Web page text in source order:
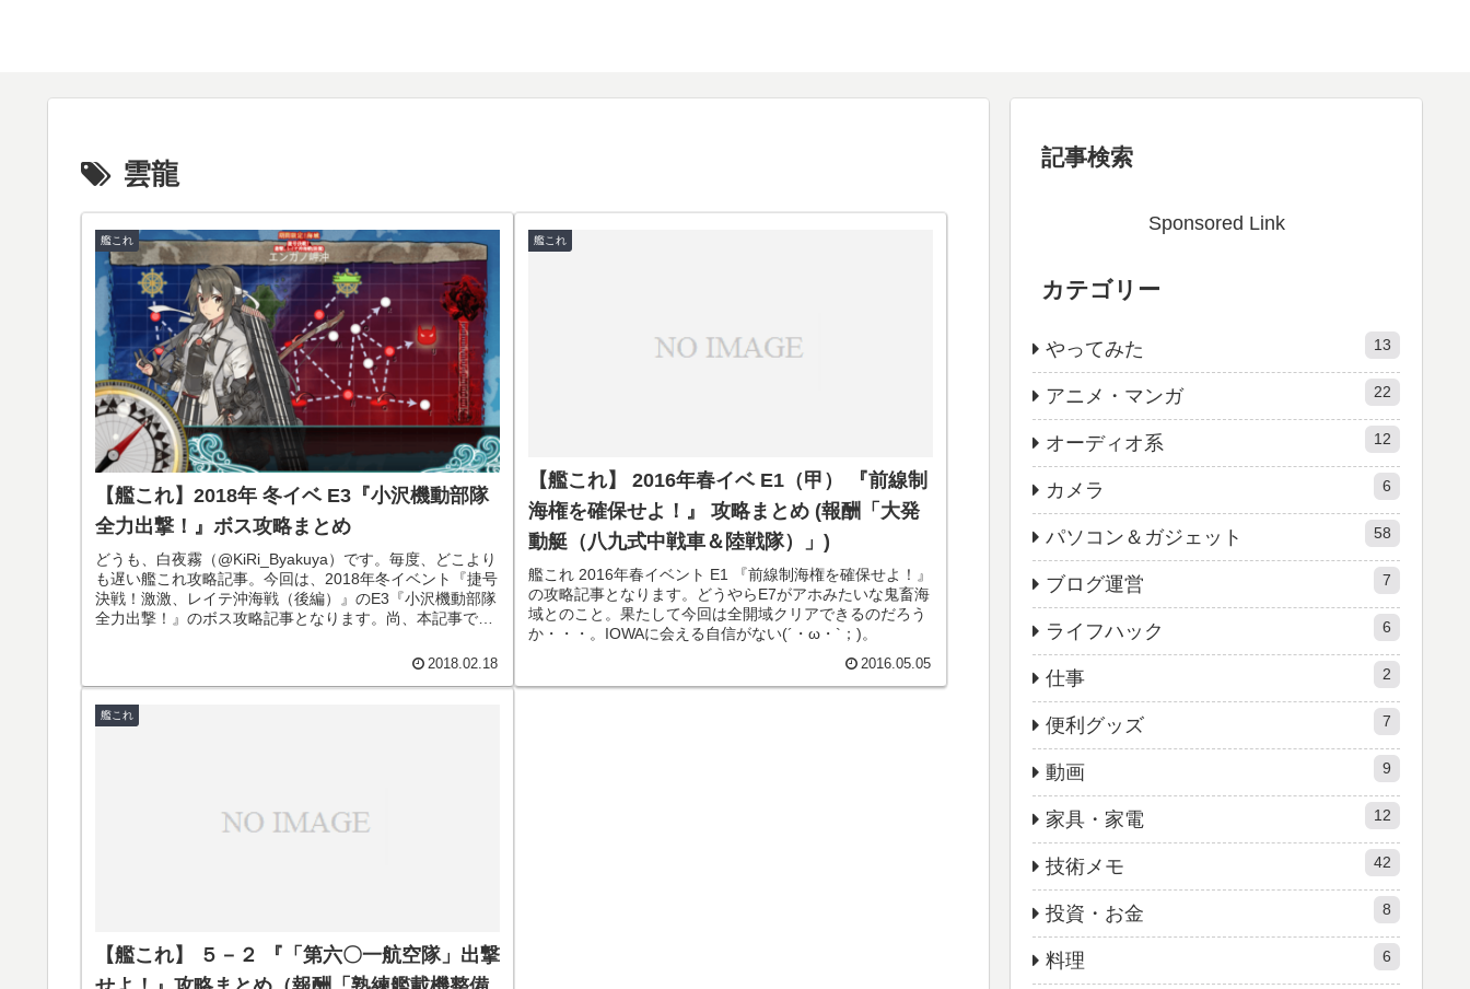
雲龍
艦これ
【艦これ】2018年 冬イベ E3『小沢機動部隊
全力出撃！』ボス攻略まとめ
どうも、白夜霧（@KiRi_Byakuya）です。毎度、どこより
も遅い艦これ攻略記事。今回は、2018年冬イベント『捷号
決戦！激激、レイテ沖海戦（後編）』のE3『小沢機動部隊
全力出撃！』のボス攻略記事となります。尚、本記事では
2018.02.18
艦これ
【艦これ】 2016年春イベ E1（甲） 『前線制
海権を確保せよ！』 攻略まとめ (報酬「大発
動艇（八九式中戦車＆陸戦隊）」)
艦これ 2016年春イベント E1 『前線制海権を確保せよ！』
の攻略記事となります。どうやらE7がアホみたいな鬼畜海
域とのこと。果たして今回は全開域クリアできるのだろう
か・・・。IOWAに会える自信がない(´・ω・`；)。
2016.05.05
艦これ
【艦これ】 ５－２ 『「第六〇一航空隊」出撃
記事検索
Sponsored Link
カテゴリー
やってみた 13
アニメ・マンガ 22
オーディオ系 12
カメラ 6
パソコン＆ガジェット 58
ブログ運営 7
ライフハック 6
仕事 2
便利グッズ 7
動画 9
家具・家電 12
技術メモ 42
投資・お金 8
料理 6